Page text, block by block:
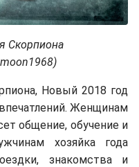
Скорпиона
Новый 2018 год
Женщинам
общение, обучение и
хозяйка года
знакомства и